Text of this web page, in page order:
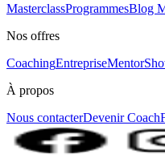
MasterclassProgrammesBlog
Nos offres
CoachingEntreprise
À propos
Nous contacterDevenir Coach